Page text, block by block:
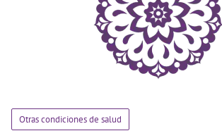
Otras condiciones de salud